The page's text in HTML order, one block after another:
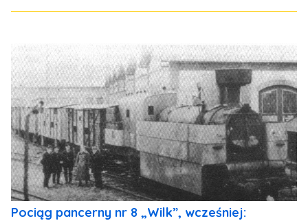
Pociąg pancerny nr 8 „Wilk”, wcześniej: